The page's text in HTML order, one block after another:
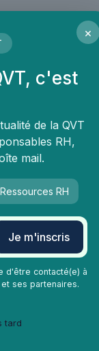
×
c'est
de la QVT
RH,
mail.
Ressources RH
Je m'inscris
d'être contacté(e) à
ses partenaires.
tard